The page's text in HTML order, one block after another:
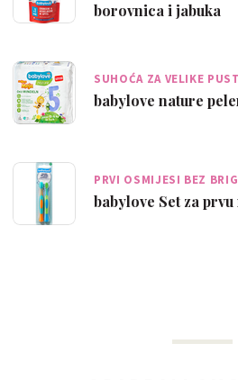
borovnica i jabuka
SUHOĆA ZA VELIKE
babylove nature
PRVI OSMIJESI BEZ
babylove Set za